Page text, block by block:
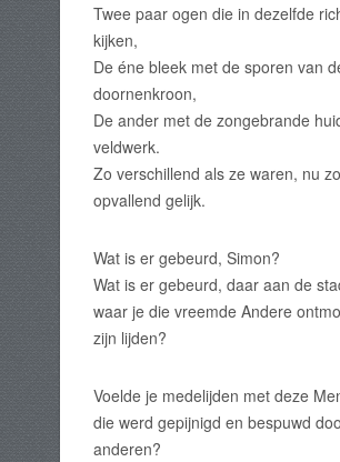
Twee paar ogen die in dezelfde
kijken,
De éne bleek met de sporen van
doornenkroon,
De ander met de zongebrande
veldwerk.
Zo verschillend als ze waren, nu zo
opvallend gelijk.
Wat is er gebeurd, Simon?
Wat is er gebeurd, daar aan de
waar je die vreemde Andere
zijn lijden?
Voelde je medelijden met deze
die werd gepijnigd en bespuwd
anderen?